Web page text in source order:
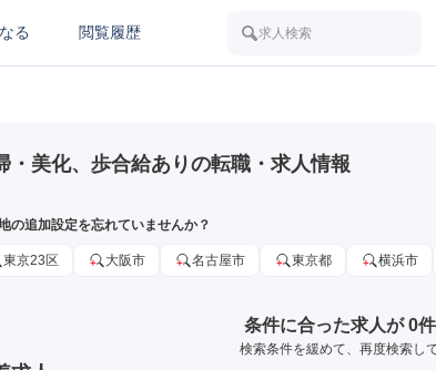
る 閲覧履歴 求人検索
・美化、歩合給ありの転職・求人情報
の追加設定を忘れていませんか？
東京23区 大阪市 名古屋市 東京都 横浜市
条件に合った求人が 0
検索条件を緩めて、再度検索し